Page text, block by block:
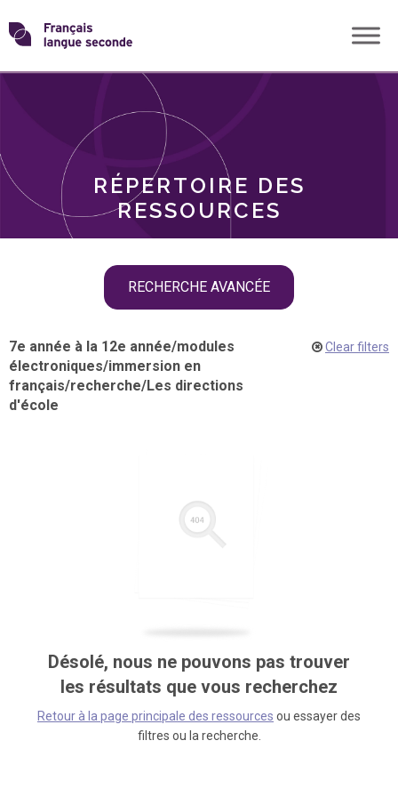
Skip
toTransformons
langue
RÉPERTOIRE DES
RESSOURCES
RECHERCHE AVANCÉE
THÈMES
7e année à la 12e année/modules
électroniques/immersion en
français/recherche/Les directions
d'école
Clear filters
Désolé, nous ne pouvons pas trouver
les résultats que vous recherchez
Retour à la page principale des ressources ou essayer des
filtres ou la recherche.